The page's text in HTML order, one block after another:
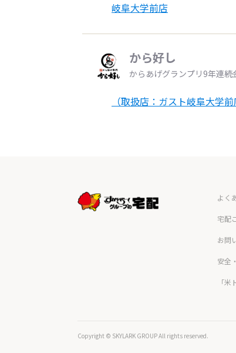
岐阜大学前店
から好し
からあげグランプリ9年連続
（取扱店：ガスト岐阜大学前
よく
宅配
お問
安全
「
Copyright © SKYLARK GROUP All rights reserved.